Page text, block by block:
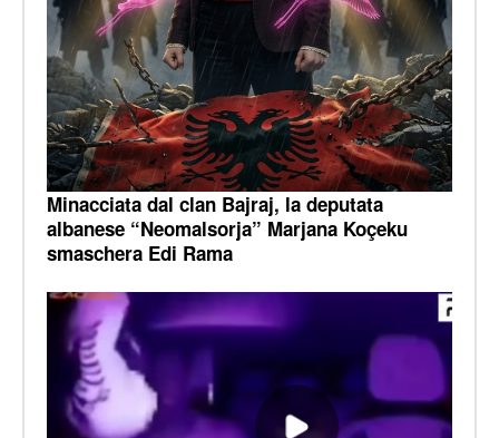
Minacciata dal clan Bajraj, la deputata
albanese “Neomalsorja” Marjana Koçeku
smaschera Edi Rama